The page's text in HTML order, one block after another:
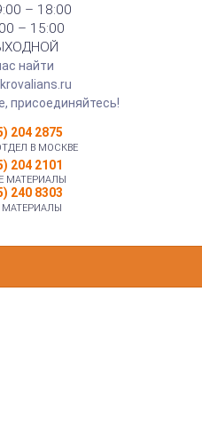
– 18:00
– 15:00
найти
присоединяйтесь!
204 2875
В МОСКВЕ
204 2101
МАТЕРИАЛЫ
240 8303